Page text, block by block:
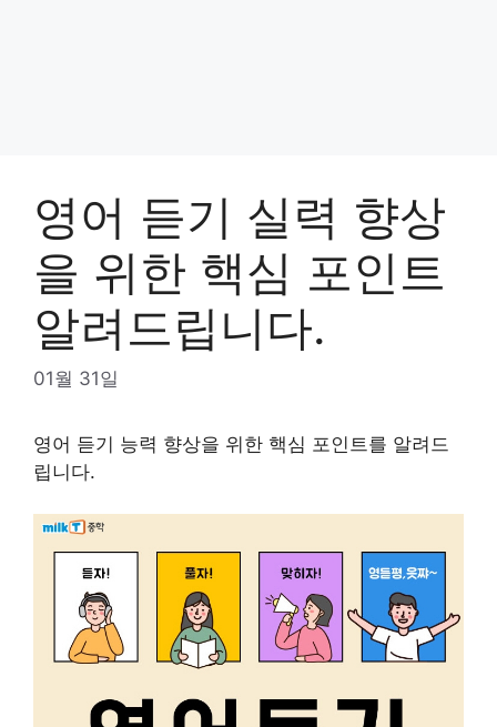
영어 듣기 실력 향상
을 위한 핵심 포인트
알려드립니다.
01월 31일
영어 듣기 능력 향상을 위한 핵심 포인트를 알려드
립니다.